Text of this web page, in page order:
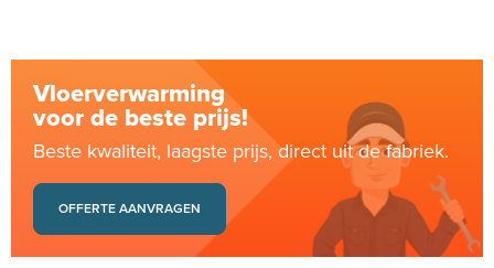
Vloerverwarming
voor de beste prijs!
Beste kwaliteit, laagste prijs, direct uit de fabriek.
OFFERTE AANVRAGEN